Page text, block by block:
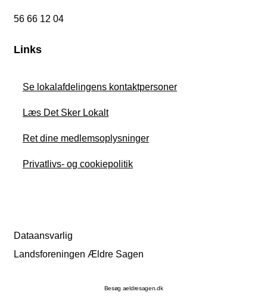
56 66 12 04
Links
Se lokalafdelingens kontaktpersoner
Læs Det Sker Lokalt
Ret dine medlemsoplysninger
Privatlivs- og cookiepolitik
Dataansvarlig
Landsforeningen Ældre Sagen
Besøg aeldresagen.dk